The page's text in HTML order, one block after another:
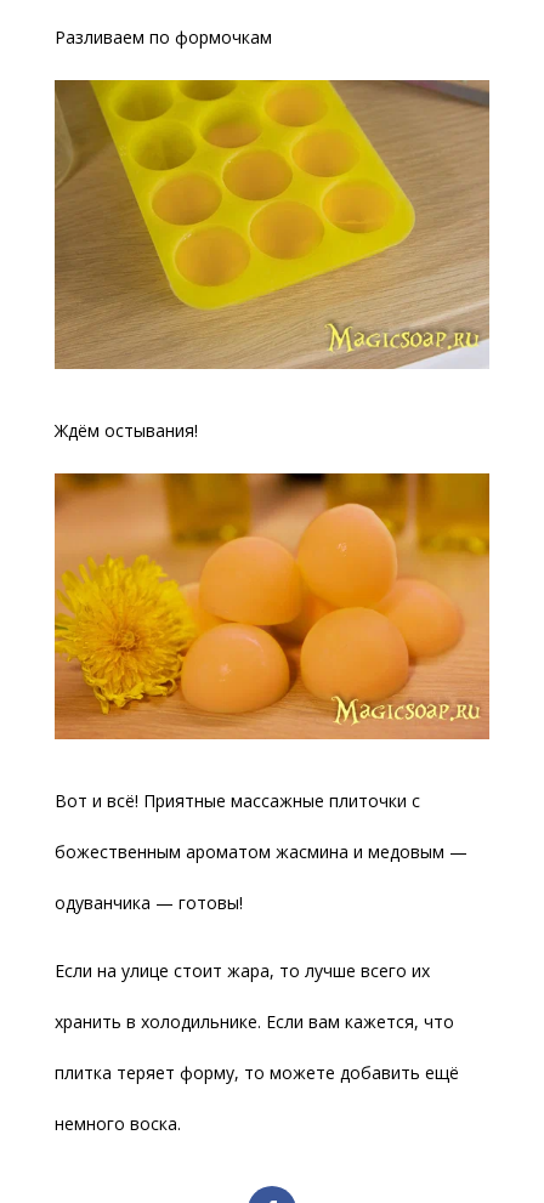
Разливаем по формочкам
Ждём остывания!
Вот и всё! Приятные массажные плиточки с
божественным ароматом жасмина и медовым —
одуванчика — готовы!
Если на улице стоит жара, то лучше всего их
хранить в холодильнике. Если вам кажется, что
плитка теряет форму, то можете добавить ещё
немного воска.